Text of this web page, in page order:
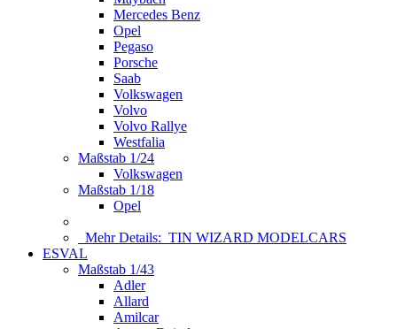
Mercedes Benz
Opel
Pegaso
Porsche
Saab
Volkswagen
Volvo
Volvo Rallye
Westfalia
Maßstab 1/24
Volkswagen
Maßstab 1/18
Opel
Mehr Details: TIN WIZARD MODELCARS
ESVAL
Maßstab 1/43
Adler
Allard
Amilcar